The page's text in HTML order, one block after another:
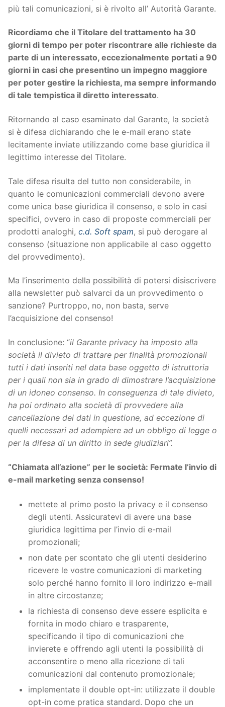
più tali comunicazioni, si è rivolto all’ Autorità Garante.
Ricordiamo che il Titolare del trattamento ha 30
giorni di tempo per poter riscontrare alle richieste da
parte di un interessato, eccezionalmente portati a 90
giorni in casi che presentino un impegno maggiore
per poter gestire la richiesta, ma sempre informando
di tale tempistica il diretto interessato.
Ritornando al caso esaminato dal Garante, la società
si è difesa dichiarando che le e-mail erano state
lecitamente inviate utilizzando come base giuridica il
legittimo interesse del Titolare.
Tale difesa risulta del tutto non considerabile, in
quanto le comunicazioni commerciali devono avere
come unica base giuridica il consenso, e solo in casi
specifici, ovvero in caso di proposte commerciali per
prodotti analoghi, c.d. Soft spam, si può derogare al
consenso (situazione non applicabile al caso oggetto
del provvedimento).
Ma l’inserimento della possibilità di potersi disiscrivere
alla newsletter può salvarci da un provvedimento o
sanzione? Purtroppo, no, non basta, serve
l’acquisizione del consenso!
In conclusione: “il Garante privacy ha imposto alla
società il divieto di trattare per finalità promozionali
tutti i dati inseriti nel data base oggetto di istruttoria
per i quali non sia in grado di dimostrare l’acquisizione
di un idoneo consenso. In conseguenza di tale divieto,
ha poi ordinato alla società di provvedere alla
cancellazione dei dati in questione, ad eccezione di
quelli necessari ad adempiere ad un obbligo di legge o
per la difesa di un diritto in sede giudiziari”.
“Chiamata all’azione” per le società: Fermate l’invio di
e-mail marketing senza consenso!
mettete al primo posto la privacy e il consenso
degli utenti. Assicuratevi di avere una base
giuridica legittima per l’invio di e-mail
promozionali;
non date per scontato che gli utenti desiderino
ricevere le vostre comunicazioni di marketing
solo perché hanno fornito il loro indirizzo e-mail
in altre circostanze;
la richiesta di consenso deve essere esplicita e
fornita in modo chiaro e trasparente,
specificando il tipo di comunicazioni che
invierete e offrendo agli utenti la possibilità di
acconsentire o meno alla ricezione di tali
comunicazioni dal contenuto promozionale;
implementate il double opt-in: utilizzate il double
opt-in come pratica standard. Dopo che un